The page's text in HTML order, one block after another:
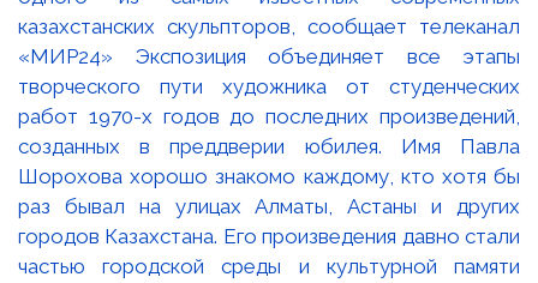
казахстанских скульпторов, сообщает телеканал
«МИР24» Экспозиция объединяет все этапы
творческого пути художника от студенческих
работ 1970-х годов до последних произведений,
созданных в преддверии юбилея. Имя Павла
Шорохова хорошо знакомо каждому, кто хотя бы
раз бывал на улицах Алматы, Астаны и других
городов Казахстана. Его произведения давно стали
частью городской среды и культурной памяти